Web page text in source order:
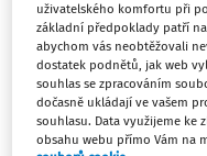
kdo o něj má pečovat
špatným zacházením
fyzický a psychický
i na jeho vývoj. Může
zbytek života.
uživatelského komfortu při
základní předpoklady patří
abychom vás neobtěžovali
dostatek podnětů, jak web
souhlas se zpracováním
dočasně ukládají ve vašem
souhlasu. Data využijeme ke
obsahu webu přímo Vám na